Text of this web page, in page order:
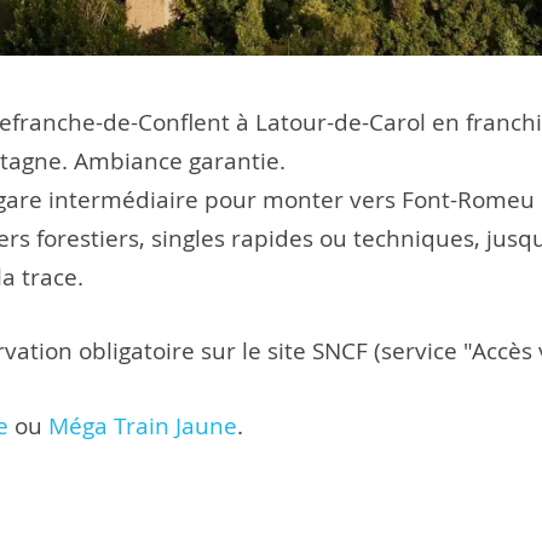
de-Conflent à Latour-de-Carol en
Ambiance garantie.
intermédiaire pour monter vers Font-Romeu
forestiers, singles rapides ou techniques,
trace.
obligatoire sur le site SNCF (service "Accès
ou Méga Train Jaune.